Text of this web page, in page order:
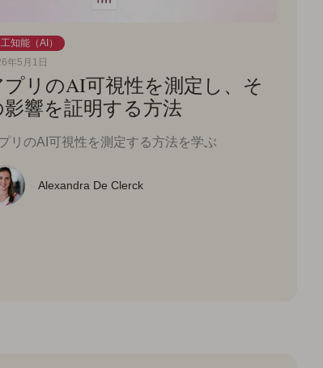
知能（AI）
年5月1日
プリのAI可視性を測定し、そ
影響を証明する方法
リのAI可視性を測定する方法を学ぶ
Alexandra De Clerck